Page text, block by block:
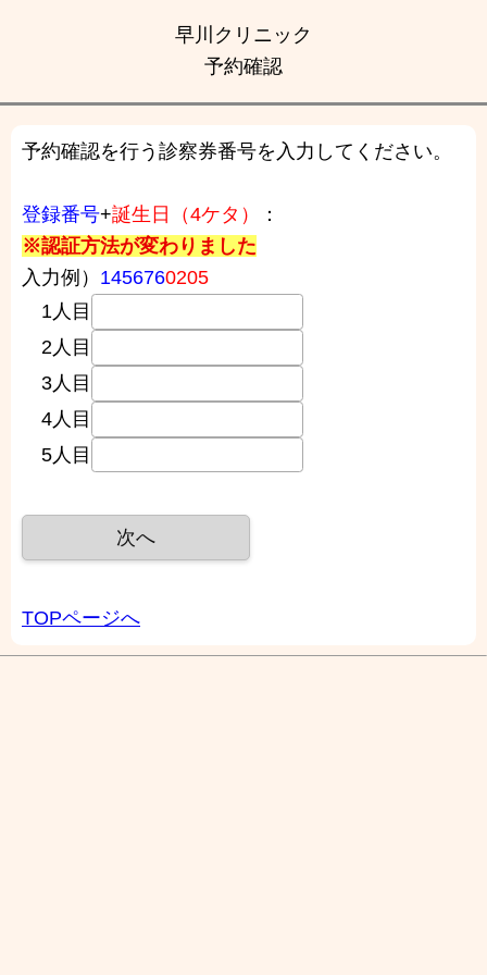
早川クリニック
予約確認
予約確認を行う診察券番号を入力してください。
登録番号+誕生日（4ケタ）
：
※認証方法が変わりました
入力例） 1456760205
1人目
2人目
3人目
4人目
5人目
TOPページへ